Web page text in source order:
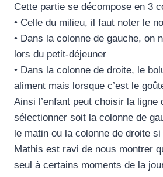
Cette partie se décompose en 3
• Celle du milieu, il faut noter le
• Dans la colonne de gauche, on
lors du petit-déjeuner
• Dans la colonne de droite, le
aliment mais lorsque c’est le
Ainsi l’enfant peut choisir la ligne
sélectionner soit la colonne de
le matin ou la colonne de droite si
Mathis est ravi de nous montrer
seul à certains moments de la